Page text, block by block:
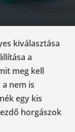
kiválasztása
a
meg kell
nem is
egy kis
horgászok